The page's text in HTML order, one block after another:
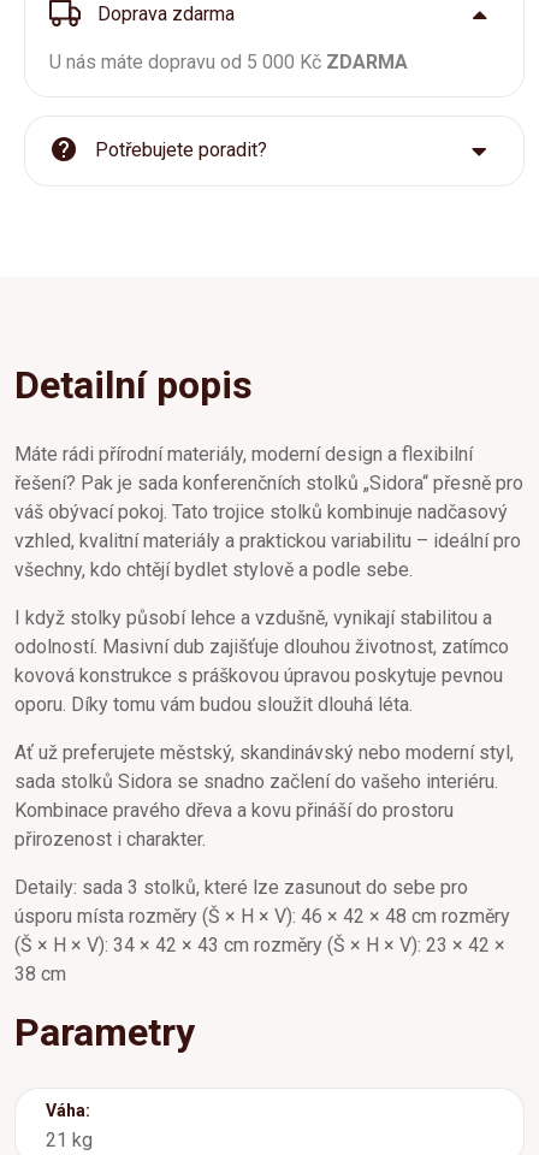
Doprava zdarma
U nás máte dopravu od 5 000 Kč ZDARMA
Potřebujete poradit?
Detailní popis
Máte rádi přírodní materiály, moderní design a flexibilní
řešení? Pak je sada konferenčních stolků „Sidora“ přesně pro
váš obývací pokoj. Tato trojice stolků kombinuje nadčasový
vzhled, kvalitní materiály a praktickou variabilitu – ideální pro
všechny, kdo chtějí bydlet stylově a podle sebe.
I když stolky působí lehce a vzdušně, vynikají stabilitou a
odolností. Masivní dub zajišťuje dlouhou životnost, zatímco
kovová konstrukce s práškovou úpravou poskytuje pevnou
oporu. Díky tomu vám budou sloužit dlouhá léta.
Ať už preferujete městský, skandinávský nebo moderní styl,
sada stolků Sidora se snadno začlení do vašeho interiéru.
Kombinace pravého dřeva a kovu přináší do prostoru
přirozenost i charakter.
Detaily: sada 3 stolků, které lze zasunout do sebe pro
úsporu místa rozměry (Š × H × V): 46 × 42 × 48 cm rozměry
(Š × H × V): 34 × 42 × 43 cm rozměry (Š × H × V): 23 × 42 ×
38 cm
Parametry
Váha:
21 kg